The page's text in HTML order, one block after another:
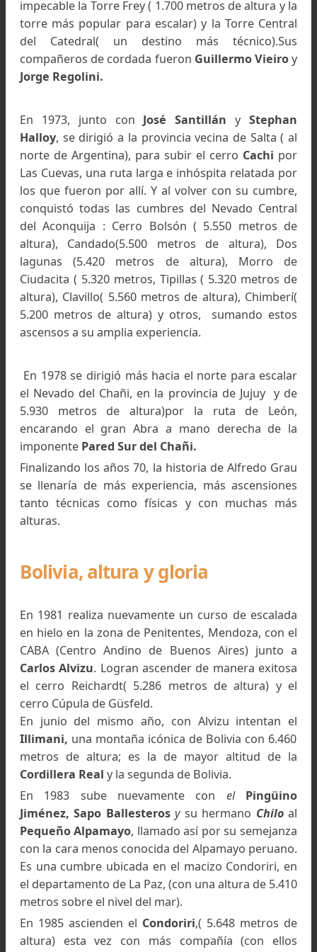
Un viaje a la ciudad de Bariloche en 1970
el inicio de la escalada tanto en roca como en
en la vida de Alfredo. A los 14 años su
que dictaba el CABA (Centro Andino de Buenos
En este, la escalada tomó parte de su
enseñándole la belleza de hacer una
diferente en la montaña.
Ya en Bariloche logra ascender de
impecable la Torre Frey ( 1.700 metros de altura
torre más popular para escalar) y la Torre
del Catedral( un destino más
compañeros de cordada fueronGuillermo
Jorge Regolini.
En 1973, junto con
norte de Argentina), para subir el cerroCachi
Las Cuevas, una ruta larga e inhóspita relatada
los que fueron por allí. Y al volver con su
conquistó todas las cumbres del Nevado
del Aconquija : Cerro Bolsón ( 5.550 metros
altura), Candado(5.500 metros de altura),
lagunas (5.420 metros de altura), Morro
Ciudacita ( 5.320 metros, Tipillas ( 5.320 metros
5.200 metros de altura) y otros, sumando
ascensos a su amplia experiencia.
En 1978 se dirigió más hacia el norte para
el Nevado del Chañi, en la provincia de Jujuy y
5.930 metros de altura)por la ruta de
encarando el gran Abra a mano derecha
imponente Pared Sur del Chañi.
Finalizando los años 70, la historia de Alfredo
se llenaría de más experiencia, más
tanto técnicas como físicas y con muchas
alturas.
Bolivia, altura y gloria
En 1981 realiza nuevamente un curso de
en hielo en la zona de Penitentes, Mendoza,
CABA (Centro Andino de Buenos Aires)